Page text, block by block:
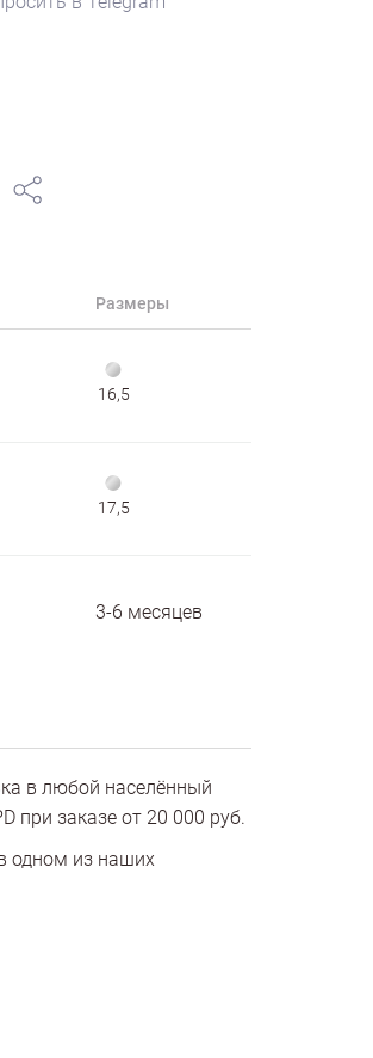
Размеры
16,5
17,5
3-6 месяцев
в любой населённый
при заказе от 20 000 руб.
одном из наших